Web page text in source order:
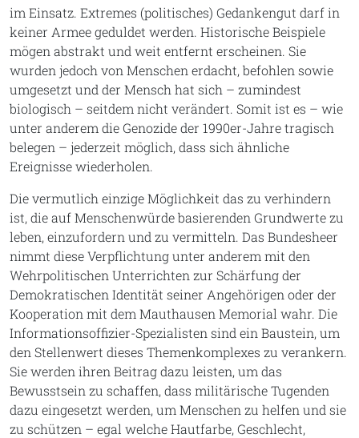
im Einsatz. Extremes (politisches) Gedankengut darf in
keiner Armee geduldet werden. Historische Beispiele
mögen abstrakt und weit entfernt erscheinen. Sie
wurden jedoch von Menschen erdacht, befohlen sowie
umgesetzt und der Mensch hat sich – zumindest
biologisch – seitdem nicht verändert. Somit ist es – wie
unter anderem die Genozide der 1990er-Jahre tragisch
belegen – jederzeit möglich, dass sich ähnliche
Ereignisse wiederholen.
Die vermutlich einzige Möglichkeit das zu verhindern
ist, die auf Menschenwürde basierenden Grundwerte zu
leben, einzufordern und zu vermitteln. Das Bundesheer
nimmt diese Verpflichtung unter anderem mit den
Wehrpolitischen Unterrichten zur Schärfung der
Demokratischen Identität seiner Angehörigen oder der
Kooperation mit dem Mauthausen Memorial wahr. Die
Informationsoffizier-Spezialisten sind ein Baustein, um
den Stellenwert dieses Themenkomplexes zu verankern.
Sie werden ihren Beitrag dazu leisten, um das
Bewusstsein zu schaffen, dass militärische Tugenden
dazu eingesetzt werden, um Menschen zu helfen und sie
zu schützen – egal welche Hautfarbe, Geschlecht,